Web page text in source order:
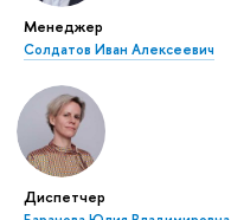
Менеджер
Солдатов Иван Алексеевич
Диспетчер